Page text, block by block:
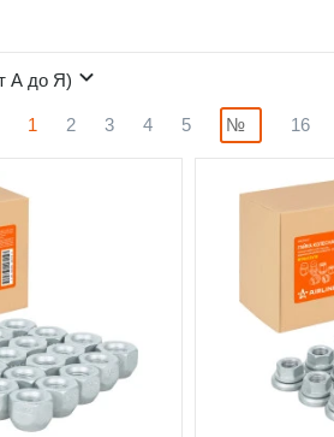
А до Я)
1 2 3 4 5 16